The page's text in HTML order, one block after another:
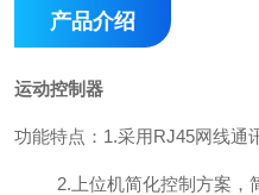
产品介绍
运动控制器
功能特点：1.采用RJ45网线通
2.上位机简化控制方案，简